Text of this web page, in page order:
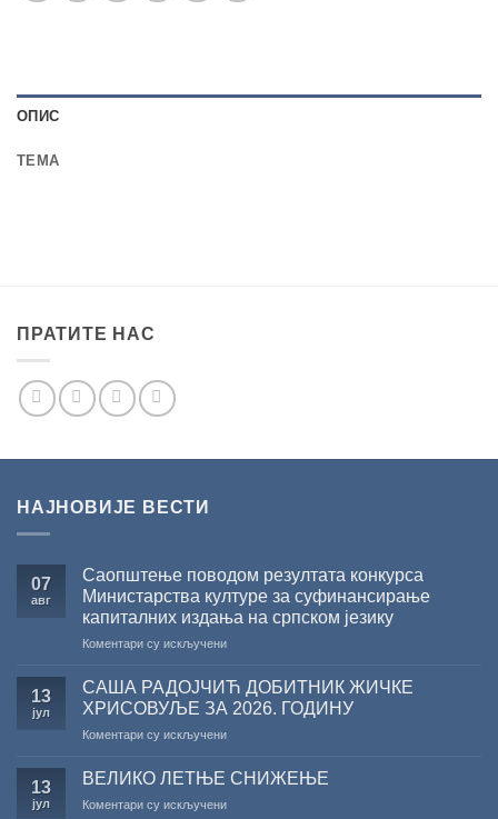
ОПИС
TEМА
ПРАТИТЕ НАС
НАЈНОВИЈЕ ВЕСТИ
07
авг
Саопштење поводом резултата конкурса
Министарства културе за суфинансирање
капиталних издања на српском језику
Коментари су искљученина
поводом
резултата
конкурса
Министарства
за
капиталних
13
јул
САША РАДОЈЧИЋ ДОБИТНИК ЖИЧКЕ
ХРИСОВУЉЕ ЗА 2026. ГОДИНУ
Коментари су искљученина
РАДОЈЧИЋ
ЖИЧКЕ
13
јул
ВЕЛИКО ЛЕТЊЕ СНИЖЕЊЕ
Коментари су искљученина